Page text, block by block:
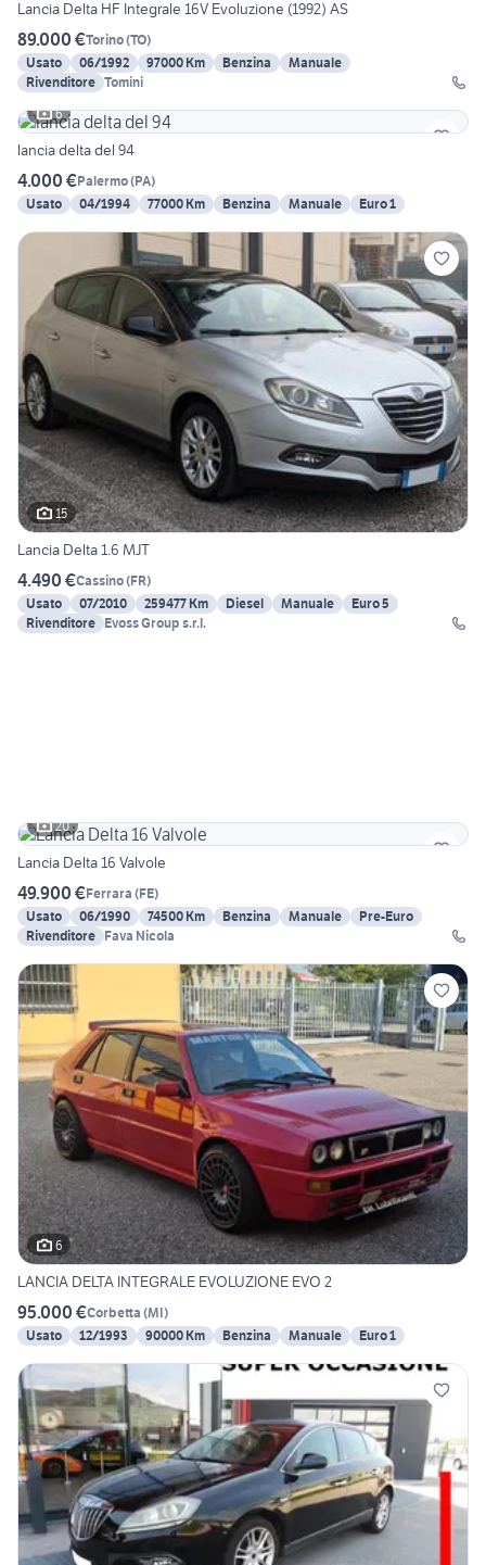
Lancia Delta HF Integrale 16V Evoluzione (1992) AS
89.000 €Torino(TO)
Usato
06/1992 97000 Km Benzina
Manuale
Rivenditore Tomini
6
lancia delta del 94
4.000 €Palermo(PA)
Usato
04/1994 77000 Km Benzina Manuale Euro 1
15
Lancia Delta 1.6 MJT
4.490 €Cassino(FR)
Usato
07/2010 259477 Km Diesel Manuale
Euro 5
Rivenditore Evoss Group s.r.l.
20
Lancia Delta 16 Valvole
49.900 €Ferrara (FE)
Usato
06/1990 74500 Km Benzina Manuale
Pre-Euro
Rivenditore Fava Nicola
6
LANCIA DELTA INTEGRALE EVOLUZIONE EVO 2
95.000 €Corbetta (MI)
Usato
12/1993 90000 Km Benzina Manuale Euro 1